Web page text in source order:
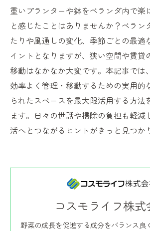
重いプランターや鉢をベランダ内で楽
と感じたことはありませんか？ベラン
たりや風通しの変化、季節ごとの最適
イントとなりますが、狭い空間や賃貸
移動はなかなか大変です。本記事では
効率よく管理・移動するための実用的
られたスペースを最大限活用する方法
ます。日々の世話や掃除の負担も軽減
活へとつながるヒントがきっと見つか
コスモライフ株式
野菜の成長を促進する成分をバランス良